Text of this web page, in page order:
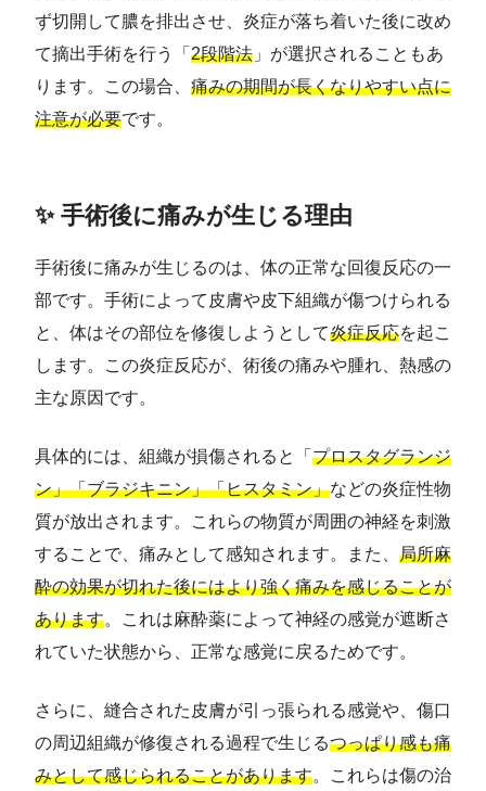
ず切開して膿を排出させ、炎症が落ち着いた後に改め
て摘出手術を行う「 2段階法 」が選択されることもあ
ります。この場合、 痛みの期間が長くなりやすい点に
注意が必要です。
✨ 手術後に痛みが生じる理由
手術後に痛みが生じるのは、体の正常な回復反応の一
部です。手術によって皮膚や皮下組織が傷つけられる
と、体はその部位を修復しようとして炎症反応を起こ
します。この炎症反応が、術後の痛みや腫れ、熱感の
主な原因です。
具体的には、組織が損傷されると「 プロスタグランジ
ン」「ブラジキニン」「ヒスタミン」などの炎症性物
質が放出されます。これらの物質が周囲の神経を刺激
することで、痛みとして感知されます。また、 局所麻
酔の効果が切れた後にはより強く痛みを感じることが
あります。これは麻酔薬によって神経の感覚が遮断さ
れていた状態から、正常な感覚に戻るためです。
さらに、縫合された皮膚が引っ張られる感覚や、傷口
の周辺組織が修復される過程で生じるつっぱり感も痛
みとして感じられることがあります。これらは傷の治